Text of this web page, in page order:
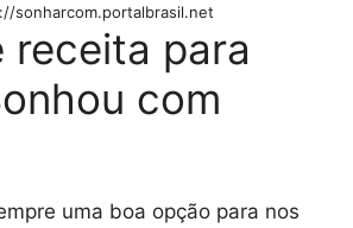
sonharcom.portalbrasil.net
receita para
com
uma boa opção para nos